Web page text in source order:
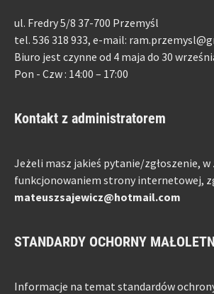
ul. Fredry 5/8 37-700 Przemyśl
tel. 536 318 933, e-mail:
Biuro jest czynne od 4 maja do 30
Pon - Czw : 14:00 – 17:00
Kontakt z administratorem
Jeżeli masz jakieś pytanie/zgłoszenie, w
funkcjonowaniem strony internetowej,
mateuszsajewicz@hotmail.com
STANDARDY OCHORNY
Informacje na temat standardów